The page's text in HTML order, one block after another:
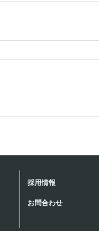
採用情報
お問合わせ